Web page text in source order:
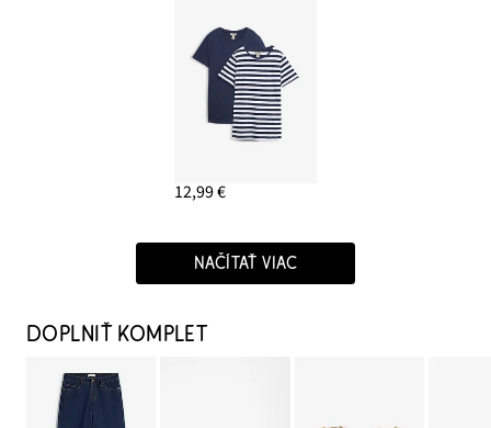
12,99 €
NAČÍTAŤ VIAC
DOPLNIŤ KOMPLET